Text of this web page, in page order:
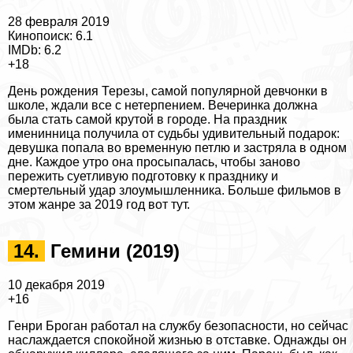
28 февраля 2019
Кинопоиск: 6.1
IMDb: 6.2
+18
День рождения Терезы, самой популярной девчонки в
школе, ждали все с нетерпением. Вечеринка должна
была стать самой крутой в городе. На праздник
именинница получила от судьбы удивительный подарок:
дeвyшка попала во временную петлю и застряла в одном
дне. Каждое утро она просыпалась, чтобы заново
пережить суетливую подготовку к празднику и
cмepтельный удар злоумышленника. Больше фильмов в
этом жанре за 2019 год вот тут.
14. Гемини (2019)
10 декабря 2019
+16
Генри Броган работал на службу безопасности, но сейчас
наслаждается спокойной жизнью в отставке. Однажды он